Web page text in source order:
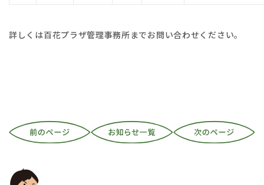
詳しくは百花プラザ管理事務所までお問い合わせください。